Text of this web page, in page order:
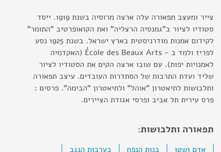
צייר ומעצב תפאורה עלה ארצה מרוסיה בשנת 1919. ייסד
סטודיו לציור ב"גמנסיה הרצליה" ואת הקואופרטיב "התומר"
לקידום אמנות מודרניסטית בארץ ישראל. בשנת 1925 נסע
לפריז ולמד ב - École des Beaux Arts (האקדמיה
לאמנויות יפות). עם שובו ארצה הקים את הסטודיו לציור
שליד ועדת התרבות של הסתדרות העובדים. עיצב תפאורה
ותלבושות לתיאטרון "אוהל" ולתיאטרון "הבימה". פרסים :
פרס עירית תל אביב ופרסי אגודת הציירים.
תפאורה ותלבושות:
אדם ושטן בנות הנפח
בערבות הנגב